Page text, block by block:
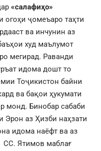
«салафиҳо»
огоҳи ҷомеъаро таҳти
ва инчунин аз
худ маълумот
мегирад. Раванди
идома дошт то
Тоҷикистон байни
ва бақои ҳукумати
монд. Бинобар сабаби
Эрон аз Ҳизби наҳзати
идома наёфт ва аз
СС. Ятимов маблағ